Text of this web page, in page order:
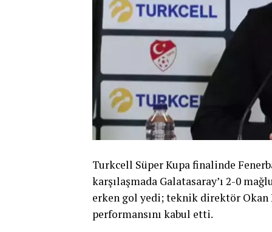
Turkcell Süper Kupa finalinde
karşılaşmada Galatasaray’ı 2-0
erken gol yedi; teknik direktör Okan
performansını kabul etti.